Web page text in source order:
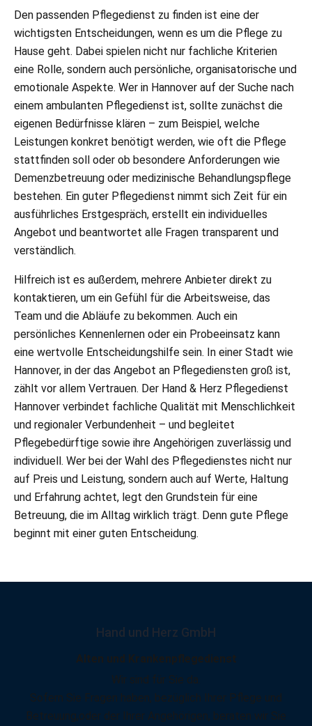
Den passenden Pflegedienst zu finden ist eine der
wichtigsten Entscheidungen, wenn es um die Pflege zu
Hause geht. Dabei spielen nicht nur fachliche Kriterien
eine Rolle, sondern auch persönliche, organisatorische und
emotionale Aspekte. Wer in Hannover auf der Suche nach
einem ambulanten Pflegedienst ist, sollte zunächst die
eigenen Bedürfnisse klären – zum Beispiel, welche
Leistungen konkret benötigt werden, wie oft die Pflege
stattfinden soll oder ob besondere Anforderungen wie
Demenzbetreuung oder medizinische Behandlungspflege
bestehen. Ein guter Pflegedienst nimmt sich Zeit für ein
ausführliches Erstgespräch, erstellt ein individuelles
Angebot und beantwortet alle Fragen transparent und
verständlich.
Hilfreich ist es außerdem, mehrere Anbieter direkt zu
kontaktieren, um ein Gefühl für die Arbeitsweise, das
Team und die Abläufe zu bekommen. Auch ein
persönliches Kennenlernen oder ein Probeeinsatz kann
eine wertvolle Entscheidungshilfe sein. In einer Stadt wie
Hannover, in der das Angebot an Pflegediensten groß ist,
zählt vor allem Vertrauen. Der Hand & Herz Pflegedienst
Hannover verbindet fachliche Qualität mit Menschlichkeit
und regionaler Verbundenheit – und begleitet
Pflegebedürftige sowie ihre Angehörigen zuverlässig und
individuell. Wer bei der Wahl des Pflegedienstes nicht nur
auf Preis und Leistung, sondern auch auf Werte, Haltung
und Erfahrung achtet, legt den Grundstein für eine
Betreuung, die im Alltag wirklich trägt. Denn gute Pflege
beginnt mit einer guten Entscheidung.
Hand und Herz GmbH
Alten und Krankenpflegedienst
Wir sind für Sie da.
Sofern Sie Fragen haben, bezüglich Ihrer Pflege und
Betreuung,oder der Ihrer Angehörigen, beraten wir Sie